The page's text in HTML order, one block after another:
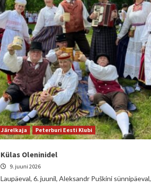
Järelkaja Peterburi Eesti Klubi
Külas Oleninidel
9. juuni 2026
Laupäeval, 6. juunil, Aleksandr Puškini sünnipäeval,